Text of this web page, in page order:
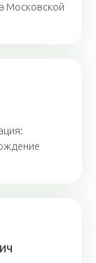
Московской